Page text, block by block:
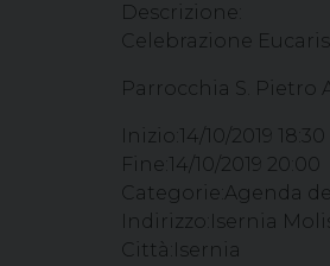
Descrizione:
Celebrazione
Parrocchia S. Pietro
Inizio: 14/10/2019 18:30
Fine: 14/10/2019 20:00
Categorie: Agenda
Indirizzo: Isernia
Città: Isernia